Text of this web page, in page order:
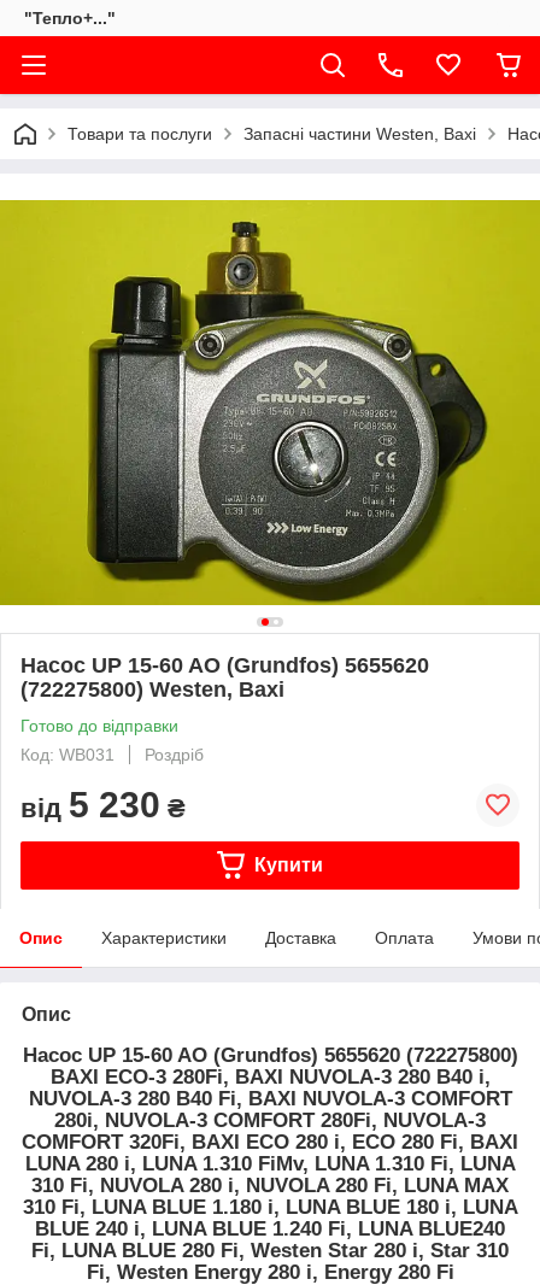
"Тепло+..."
Товари та послуги Запасні частини Westen, Baxi
Насос UP 15-60 AO (Grundfos) 5655620
(722275800) Westen, Baxi
Готово до відправки
Код: WB031
Роздріб
від 5 230 ₴
Купити
Опис Характеристики Доставка Оплата Умови
Опис
Насос UP 15-60 AO (Grundfos) 5655620 (722275800)
BAXI ECO-3 280Fi, BAXI NUVOLA-3 280 B40 i,
NUVOLA-3 280 B40 Fi, BAXI NUVOLA-3 COMFORT
280i, NUVOLA-3 COMFORT 280Fi, NUVOLA-3
COMFORT 320Fi, BAXI ECO 280 i, ECO 280 Fi, BAXI
LUNA 280 i, LUNA 1.310 FiMv, LUNA 1.310 Fi, LUNA
310 Fi, NUVOLA 280 i, NUVOLA 280 Fi, LUNA MAX
310 Fi, LUNA BLUE 1.180 i, LUNA BLUE 180 i, LUNA
BLUE 240 i, LUNA BLUE 1.240 Fi, LUNA BLUE240
Fi, LUNA BLUE 280 Fi, Westen Star 280 i, Star 310
Fi, Westen Energy 280 i, Energy 280 Fi